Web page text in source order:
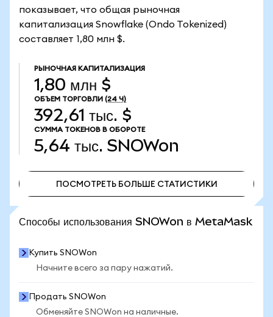
показывает, что общая рыночная
капитализация Snowflake (Ondo Tokenized)
составляет 1,80 млн $.
РЫНОЧНАЯ КАПИТАЛИЗАЦИЯ
1,80 млн $
ОБЪЕМ ТОРГОВЛИ (24 Ч)
392,61 тыс. $
СУММА ТОКЕНОВ В ОБОРОТЕ
5,64 тыс. SNOWon
ПОСМОТРЕТЬ БОЛЬШЕ СТАТИСТИКИ
Способы использования SNOWon в MetaMask
Купить SNOWon
Начните всего за пару нажатий.
Продать SNOWon
Обменяйте SNOWon на наличные.